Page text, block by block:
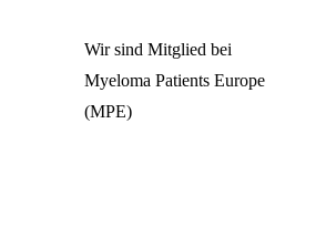
Wir sind Mitglied bei
Myeloma Patients Europe
(MPE)